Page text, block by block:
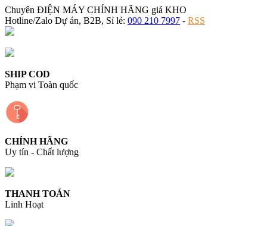
Chuyên ĐIỆN MÁY CHÍNH HÃNG giá KHO
Hotline/Zalo Dự án, B2B, Sỉ lẻ: 090 210 7997 - RSS
SHIP COD
Phạm vi Toàn quốc
CHÍNH HÃNG
Uy tín - Chất lượng
THANH TOÁN
Linh Hoạt